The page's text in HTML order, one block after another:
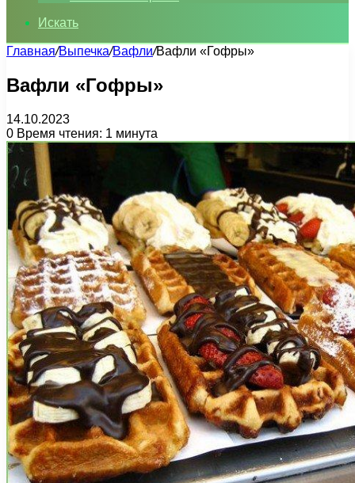
Искать
Главная/Выпечка/Вафли/Вафли «Гофры»
Вафли «Гофры»
14.10.2023
0 Время чтения: 1 минута